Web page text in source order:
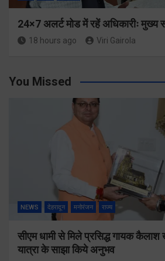
24×7 अलर्ट मोड में रहें अधिकारीः मुख्य
18 hours ago Viri Gairola
You Missed
NEWS देहरादून मनोरंजन राज्य
सीएम धामी से मिले प्रसिद्ध गायक
यात्रा के साझा किये अनुभव